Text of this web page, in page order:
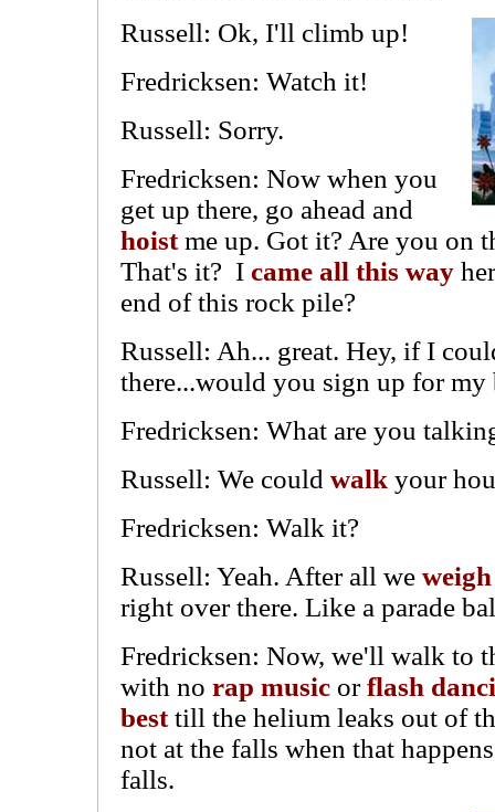
Russell: Ok, I'll climb up!
Fredricksen: Watch it!
Russell: Sorry.
Fredricksen: Now when you
get up there, go ahead and
hoistme up. Got it? Are you on
That's it? I came all this way
end of this rock pile?
Russell: Ah... great. Hey, if I
there...would you sign up for my
Fredricksen: What are you
Russell: We could walk your
Fredricksen: Walk it?
Russell: Yeah. After all we
right over there. Like a parade
Fredricksen: Now, we'll walk to
with no rap music orflash
besttill the helium leaks out of
not at the falls when that
falls.